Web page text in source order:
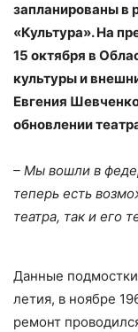
запланированы в
«Культура». На
15 октября в
культуры и
Евгения
обновлении
– Мы вошли в
теперь есть
театра, так и его
Данные
летия, в ноябре
ремонт